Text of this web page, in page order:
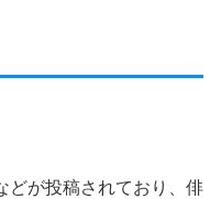
どが投稿されており、俳